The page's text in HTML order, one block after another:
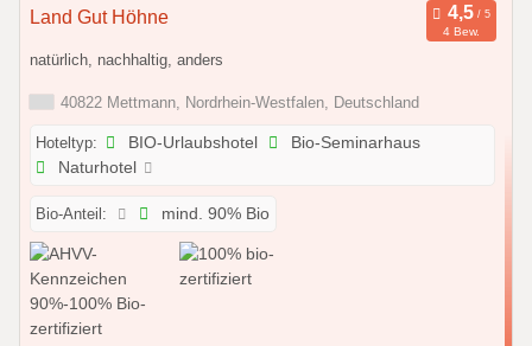
Land Gut Höhne
4 Bew.
natürlich, nachhaltig, anders
40822 Mettmann, Nordrhein-Westfalen, Deutschland
Hoteltyp: BIO-Urlaubshotel
Bio-Seminarhaus
Naturhotel
Bio-Anteil: mind. 90% Bio